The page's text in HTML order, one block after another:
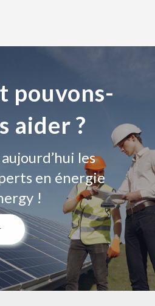
pouvons-
aider ?
les
en énergie
!